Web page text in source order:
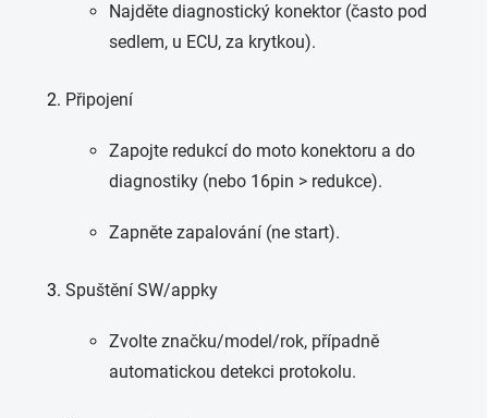
Najděte diagnostický konektor (často pod
sedlem, u ECU, za krytkou).
Připojení
Zapojte redukcí do moto konektoru a do
diagnostiky (nebo 16pin > redukce).
Zapněte zapalování (ne start).
Spuštění SW/appky
Zvolte značku/model/rok, případně
automatickou detekci protokolu.